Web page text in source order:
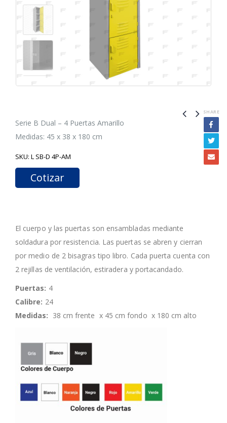
Serie B Dual – 4 Puertas Amarillo
Medidas: 45 x 38 x 180 cm
SKU: L SB-D 4P-AM
Cotizar
SHARE
El cuerpo y las puertas son ensambladas mediante
soldadura por resistencia. Las puertas se abren y cierran
por medio de 2 bisagras tipo libro. Cada puerta cuenta con
2 rejillas de ventilación, estiradera y portacandado.
Puertas: 4
Calibre: 24
Medidas: 38 cm frente x 45 cm fondo x 180 cm alto